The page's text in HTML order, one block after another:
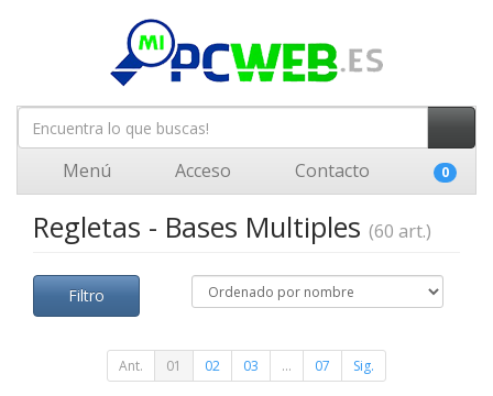
Menú Acceso Contacto 0
Regletas - Bases Multiples (60 art.)
Filtro
Ant. 01 02 03 ... 07 Sig.